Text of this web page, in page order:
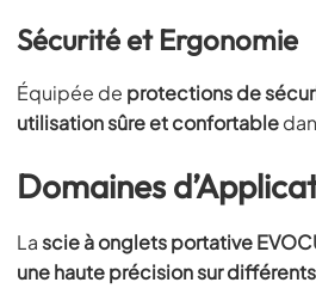
Sécurité et Ergonomie
Équipée de protections de
utilisation sûre et confortable
Domaines
Lascie à onglets portative
une haute précision sur